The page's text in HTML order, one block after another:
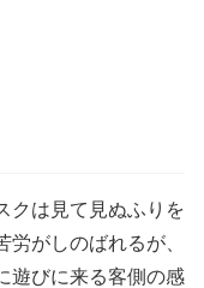
クは見て見ぬふりを
がしのばれるが、
遊びに来る客側の感